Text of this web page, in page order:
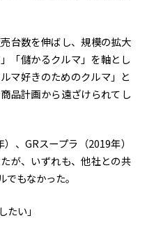
台数を伸ばし、規模の拡大
「儲かるクルマ」を軸とし
マ好きのためのクルマ」と
品計画から遠ざけられてし
、GRスープラ（2019年）
が、いずれも、他社との共
もなかった。
たい」